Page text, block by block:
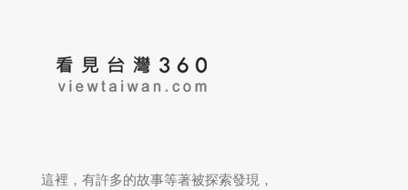
這裡，有許多的故事等著被探索發現，